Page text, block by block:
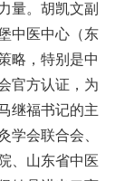
量。 胡凯文副
中医中心（东
略，特别是中
官方认证，为
继福书记的主
学会联合会、
、山东省中医